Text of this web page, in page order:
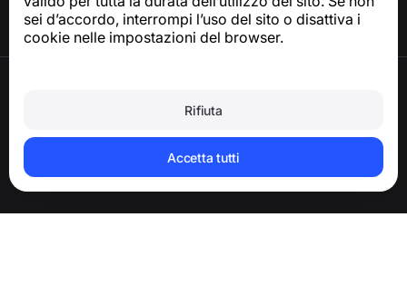
sei d’accordo, interrompi l’uso del sito o disattiva i
cookie nelle impostazioni del browser.
Rifiuta
Accetta tutti
Eliminare l’account e i dati personali